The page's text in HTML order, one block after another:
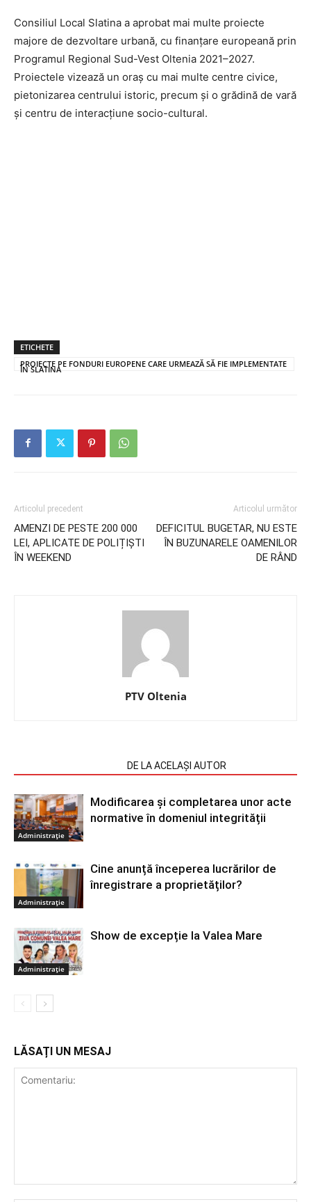
Consiliul Local Slatina a aprobat mai multe proiecte
majore de dezvoltare urbană, cu finanțare europeană prin
Programul Regional Sud-Vest Oltenia 2021–2027.
Proiectele vizează un oraș cu mai multe centre civice,
pietonizarea centrului istoric, precum și o grădină de vară
și centru de interacțiune socio-cultural.
ETICHETE
PROIECTE PE FONDURI EUROPENE CARE URMEAZĂ SĂ FIE IMPLEMENTATE
ÎN SLATINA
Articolul precedent
AMENZI DE PESTE 200 000
LEI, APLICATE DE POLIȚIȘTI
ÎN WEEKEND
Articolul următor
DEFICITUL BUGETAR, NU ESTE
ÎN BUZUNARELE OAMENILOR
DE RÂND
PTV Oltenia
DE LA ACELAȘI AUTOR
Administrație
Modificarea și completarea unor acte
normative în domeniul integrității
Administrație
Cine anunță începerea lucrărilor de
înregistrare a proprietăților?
Administrație
Show de excepție la Valea Mare
LĂSAȚI UN MESAJ